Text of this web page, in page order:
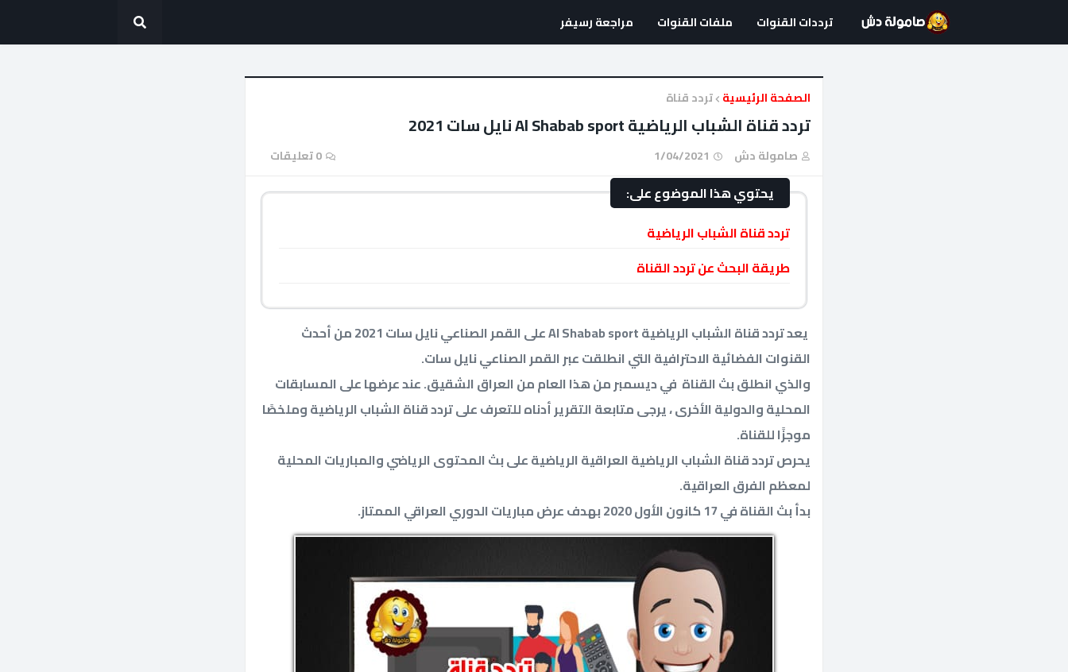
ترددات القنوات ملفات القنوات مراجعة رسيفر
الصفحة الرئيسية تردد قناة
تردد قناة الشباب الرياضية Al Shabab sport نايل سات 2021
صامولة دش 1/04/2021 0 تعليقات
يحتوي هذا الموضوع على:
تردد قناة الشباب الرياضية
طريقة البحث عن تردد القناة
يعد تردد قناة الشباب الرياضية Al Shabab sport على القمر الصناعي نايل سات 2021 من أحدث
القنوات الفضائية الاحترافية التي انطلقت عبر القمر الصناعي نايل سات.
والذي انطلق بث القناة في ديسمبر من هذا العام من العراق الشقيق. عند عرضها على المسابقات
المحلية والدولية الأخرى ، يرجى متابعة التقرير أدناه للتعرف على تردد قناة الشباب الرياضية وملخصًا
موجزًا ​​للقناة.
يحرص تردد قناة الشباب الرياضية العراقية الرياضية على بث المحتوى الرياضي والمباريات المحلية
لمعظم الفرق العراقية.
بدأ بث القناة في 17 كانون الأول 2020 بهدف عرض مباريات الدوري العراقي الممتاز.